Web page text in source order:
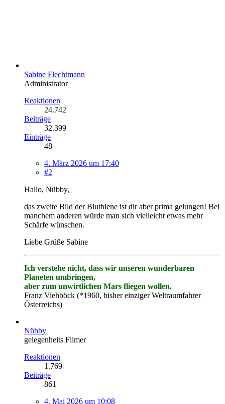
Sabine Flechtmann
Administrator
Reaktionen
24.742
Beiträge
32.399
Einträge
48
4. März 2026 um 17:40
#2
Hallo, Nübby,
das zweite Bild der Blutbiene ist dir aber prima gelungen! Bei
manchem anderen würde man sich vielleicht etwas mehr
Schärfe wünschen.
Liebe Grüße Sabine
Ich verstehe nicht, dass wir unseren wunderbaren
Planeten umbringen,
aber zum unwirtlichen Mars fliegen wollen.
Franz Viehböck (*1960, bisher einziger Weltraumfahrer
Österreichs)
Nübby
gelegenheits Filmer
Reaktionen
1.769
Beiträge
861
4. Mai 2026 um 10:08